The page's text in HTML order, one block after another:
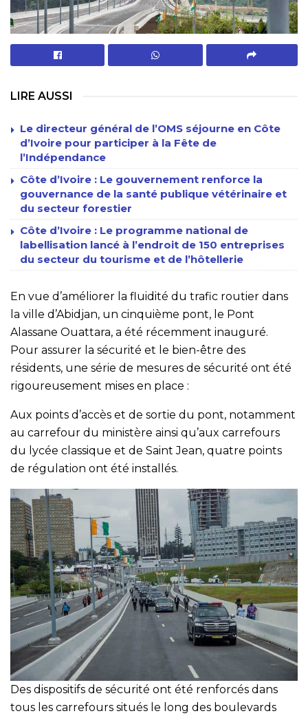
LIRE AUSSI
Le directeur général de l’OMS séjourne en Côte
d’Ivoire pour participer à la Fête de
l’Indépendance
Côte d’Ivoire : Le gouvernement renforce la
gouvernance de la santé publique vétérinaire et
du secteur forestier
Côte d’Ivoire : Le programme national de
labellisation lancé à l’endroit de 150 entreprises
du secteur du tourisme et de l’hôtellerie
En vue d’améliorer la fluidité du trafic routier dans
la ville d’Abidjan, un cinquième pont, le Pont
Alassane Ouattara, a été récemment inauguré.
Pour assurer la sécurité et le bien-être des
résidents, une série de mesures de sécurité ont été
rigoureusement mises en place :
Aux points d’accès et de sortie du pont, notamment
au carrefour du ministère ainsi qu’aux carrefours
du lycée classique et de Saint Jean, quatre points
de régulation ont été installés.
Des dispositifs de sécurité ont été renforcés dans
tous les carrefours situés le long des boulevards